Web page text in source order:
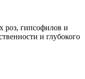
роз, гипсофилов и
и глубокого